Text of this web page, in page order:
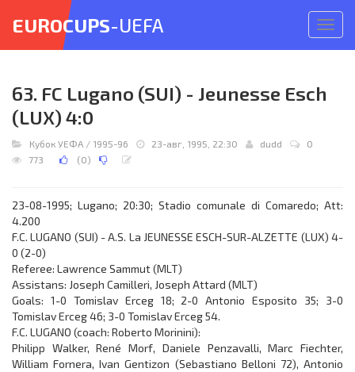
меню
EUROCUPS-UEFA
63. FC Lugano (SUI) - Jeunesse Esch
(LUX) 4:0
Кубок УЕФА / 1995-96 23-авг, 1995, 22:30 dudd
0
773
(0)
23-08-1995; Lugano; 20:30; Stadio comunale di Comaredo; Att:
4.200
F.C. LUGANO (SUI) - A.S. La JEUNESSE ESCH-SUR-ALZETTE (LUX) 4-
0 (2-0)
Referee: Lawrence Sammut (MLT)
Assistans: Joseph Camilleri, Joseph Attard (MLT)
Goals: 1-0 Tomislav Erceg 18; 2-0 Antonio Esposito 35; 3-0
Tomislav Erceg 46; 3-0 Tomislav Erceg 54.
F.C. LUGANO (coach: Roberto Morinini):
Philipp Walker, René Morf, Daniele Penzavalli, Marc Fiechter,
William Fornera, Ivan Gentizon (Sebastiano Belloni 72), Antonio